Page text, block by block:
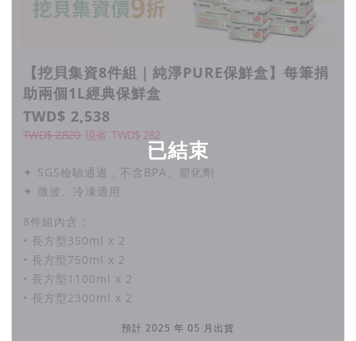
已結束
【挖貝集資8件組｜純淨PURE保鮮盒】每筆捐
助兩個1L經典保鮮盒
TWD$ 2,538
TWD$ 2,820 現省 TWD$ 282
✦ SGS檢驗通過，不含BPA、塑化劑
✦ 微波、冷凍適用
8件組內含：
• 長方型350ml x 2
• 長方型750ml x 2
• 長方型1100ml x 2
• 長方型2300ml x 2
預計 2025 年 05 月出貨